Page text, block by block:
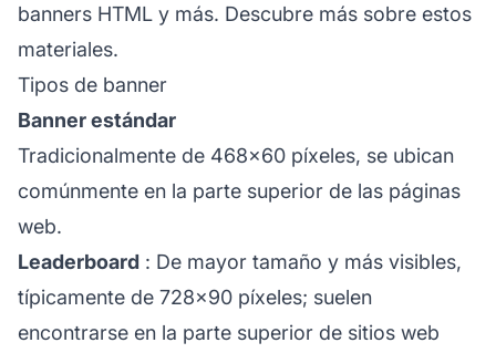
banners HTML y más. Descubre más sobre estos
materiales.
Tipos de banner
Banner estándar
Tradicionalmente de 468×60 píxeles, se ubican
comúnmente en la parte superior de las páginas
web.
Leaderboard : De mayor tamaño y más visibles,
típicamente de 728×90 píxeles; suelen
encontrarse en la parte superior de sitios web